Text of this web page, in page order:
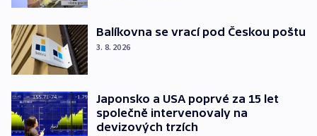
Balíkovna se vrací pod Českou poštu
3. 8. 2026
Japonsko a USA poprvé za 15 let
společně intervenovaly na
devizových trzích